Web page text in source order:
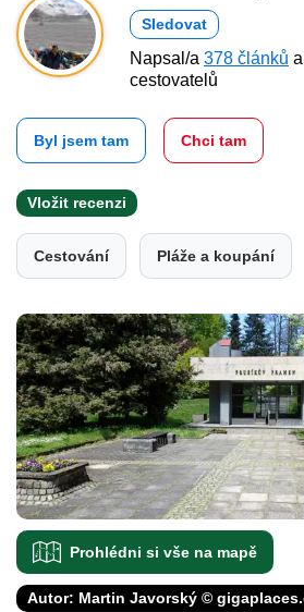
Sledovat
Napsal/a 378 článků
cestovatelů
Byl jsem tam Chci tam
Vložit recenzi
Cestování Pláže a koupání
Prohlédni si vše na mapě
Autor: Martin Javorský ©